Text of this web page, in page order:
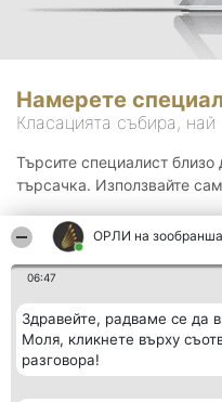
ОРЛИ на зообранша
06:47
Здравейте, радваме се да
Моля, кликнете върху
разговора!
Намерете
Класацията събира,
Търсите специалист
търсачка. Използвайте